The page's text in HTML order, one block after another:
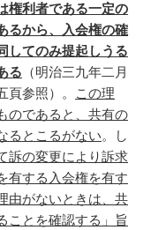
権利者である一定の
るから、入会権の確
してのみ提起しうる
る （明治三九年二月
参照）。
この理
のであると、共有の
るとこるがない。し
訴の変更により訴求
有する入会権を有す
由がないときは、共
ことを確認する」旨